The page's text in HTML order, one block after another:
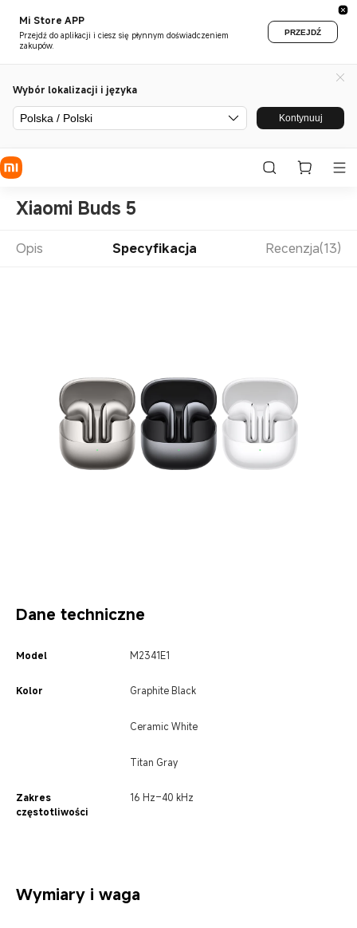
Mi Store APP
Przejdź do aplikacji i ciesz się płynnym doświadczeniem
zakupów.
PRZEJDŹ
Wybór lokalizacji i języka
Polska / Polski Kontynuuj
Xiaomi Buds 5
Opis Specyfikacja Recenzja(13)
Dane techniczne
Model M2341E1
Kolor Graphite Black
Ceramic White
Titan Gray
Zakres
częstotliwości
16 Hz–40 kHz
Wymiary i waga